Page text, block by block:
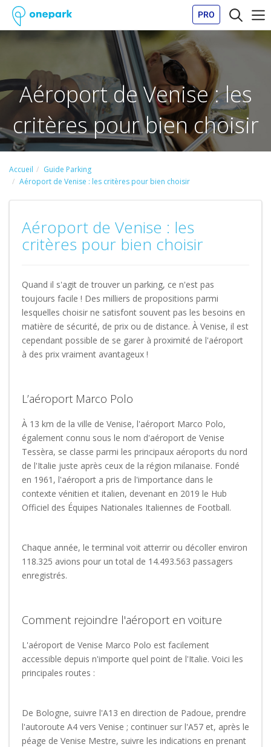
PRO
Aéroport de Venise : les
critères pour bien choisir
Accueil
Guide Parking
Aéroport de Venise : les critères pour bien choisir
Aéroport de Venise : les
critères pour bien choisir
Quand il s'agit de trouver un parking, ce n'est pas
toujours facile ! Des milliers de propositions parmi
lesquelles choisir ne satisfont souvent pas les besoins en
matière de sécurité, de prix ou de distance. À Venise, il est
cependant possible de se garer à proximité de l'aéroport
à des prix vraiment avantageux !
L’aéroport Marco Polo
À 13 km de la ville de Venise, l'aéroport Marco Polo,
également connu sous le nom d'aéroport de Venise
Tessèra, se classe parmi les principaux aéroports du nord
de l'Italie juste après ceux de la région milanaise. Fondé
en 1961, l'aéroport a pris de l'importance dans le
contexte vénitien et italien, devenant en 2019 le Hub
Officiel des Équipes Nationales Italiennes de Football.
Chaque année, le terminal voit atterrir ou décoller environ
118.325 avions pour un total de 14.493.563 passagers
enregistrés.
Comment rejoindre l'aéroport en voiture
L'aéroport de Venise Marco Polo est facilement
accessible depuis n'importe quel point de l'Italie. Voici les
principales routes :
De Bologne, suivre l'A13 en direction de Padoue, prendre
l'autoroute A4 vers Venise ; continuer sur l'A57 et, après le
péage de Venise Mestre, suivre les indications en prenant